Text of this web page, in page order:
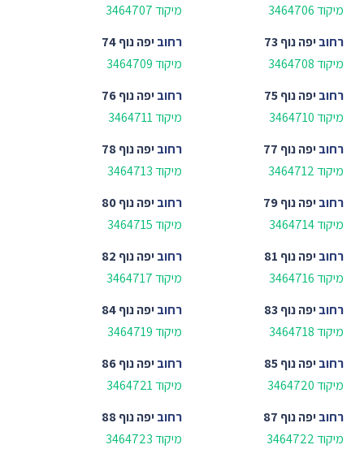
מיקוד 3464706
מיקוד 3464707
רחוביפה נוף 73
מיקוד 3464708
רחוביפה נוף 74
מיקוד 3464709
רחוביפה נוף 75
מיקוד 3464710
רחוביפה נוף 76
מיקוד 3464711
רחוביפה נוף 77
מיקוד 3464712
רחוביפה נוף 78
מיקוד 3464713
רחוביפה נוף 79
מיקוד 3464714
רחוביפה נוף 80
מיקוד 3464715
רחוביפה נוף 81
מיקוד 3464716
רחוביפה נוף 82
מיקוד 3464717
רחוביפה נוף 83
מיקוד 3464718
רחוביפה נוף 84
מיקוד 3464719
רחוביפה נוף 85
מיקוד 3464720
רחוביפה נוף 86
מיקוד 3464721
רחוביפה נוף 87
מיקוד 3464722
רחוביפה נוף 88
מיקוד 3464723